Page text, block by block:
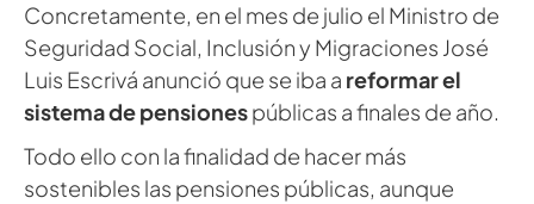
Concretamente, en el mes de julio el Ministro de
Seguridad Social, Inclusión y Migraciones José
Luis Escrivá anunció que se iba a reformar el
sistema de pensionespúblicas a finales de año.
Todo ello con la finalidad de hacer más
sostenibles las pensiones públicas, aunque